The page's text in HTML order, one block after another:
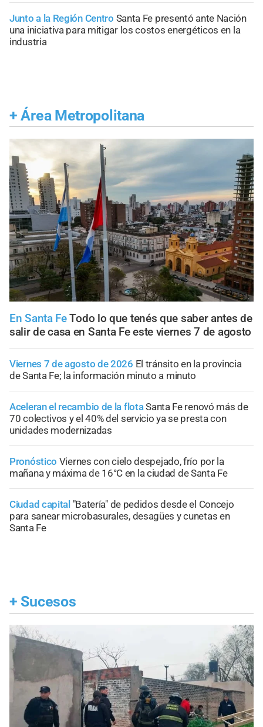
Junto a la Región Centro Santa Fe presentó ante Nación
una iniciativa para mitigar los costos energéticos en la
industria
+ Área Metropolitana
En Santa FeTodo lo que tenés que saber antes de
salir de casa en Santa Fe este viernes 7 de agosto
Viernes 7 de agosto de 2026 El tránsito en la provincia
de Santa Fe; la información minuto a minuto
Aceleran el recambio de la flotaSanta Fe renovó más de
70 colectivos y el 40% del servicio ya se presta con
unidades modernizadas
Pronóstico Viernes con cielo despejado, frío por la
mañana y máxima de 16°C en la ciudad de Santa Fe
Ciudad capital "Batería" de pedidos desde el Concejo
para sanear microbasurales, desagües y cunetas en
Santa Fe
+ Sucesos